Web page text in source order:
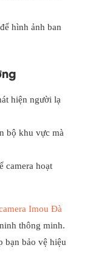
hình ảnh ban
hiện người lạ
bộ khu vực mà
camera hoạt
Imou Đà
thông minh.
bạn bảo vệ hiệu